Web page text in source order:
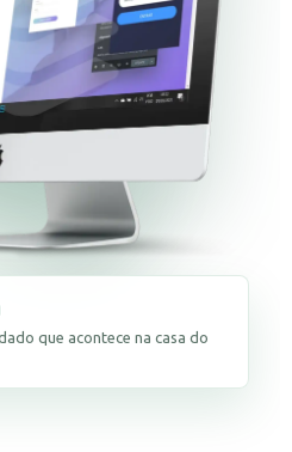
que acontece na casa do